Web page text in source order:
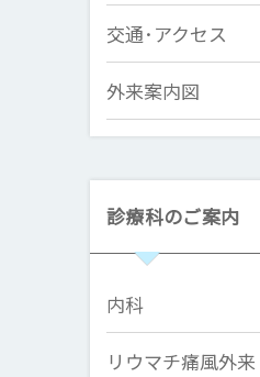
交通･アクセス
外来案内図
診療科のご案内
内科
リウマチ痛風外来